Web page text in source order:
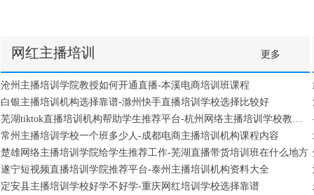
网红主播培训 更多
沧州主播培训学院教授如何开通直播-本溪电商培训班课程
白银主播培训机构选择靠谱-滁州快手直播培训学校选择比较好
芜湖tiktok直播培训机构帮助学生推荐平台-杭州网络主播培训学校教授直播开通
常州主播培训学校一个班多少人-成都电商主播培训机构课程内容
楚雄网络主播培训学院给学生推荐工作-芜湖直播带货培训班在什么地方
遂宁短视频直播培训学院推荐平台-泰州主播培训机构资料大全
定安县主播培训学校好学不好学-重庆网红培训学校选择靠谱